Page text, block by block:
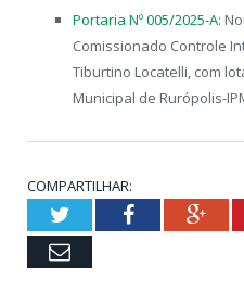
Portaria Nº 005/2025-A:
Comissionado Controle
Tiburtino Locatelli, com
Municipal de Rurópolis-
COMPARTILHAR:
TwitterFacebook
Email